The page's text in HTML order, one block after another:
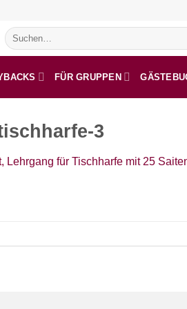
Suchen
nach:
FÜR GRUPPEN
3
Lehrgang für Tischharfe mit 25